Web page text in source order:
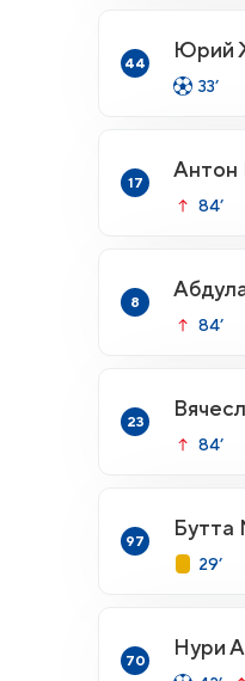
44
Юрий
33’
17
Антон
84’
8
84’
23
84’
97
Бутта
29’
70
Нури